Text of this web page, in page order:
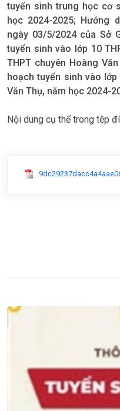
tuyển sinh trung học cơ
học 2024-2025; Hướng
ngày 03/5/2024 của Sở
tuyển sinh vào lớp 10
THPT chuyên Hoàng
hoạch tuyển sinh vào
Văn Thụ, năm học 2024-
Nội dung cụ thể trong tệp